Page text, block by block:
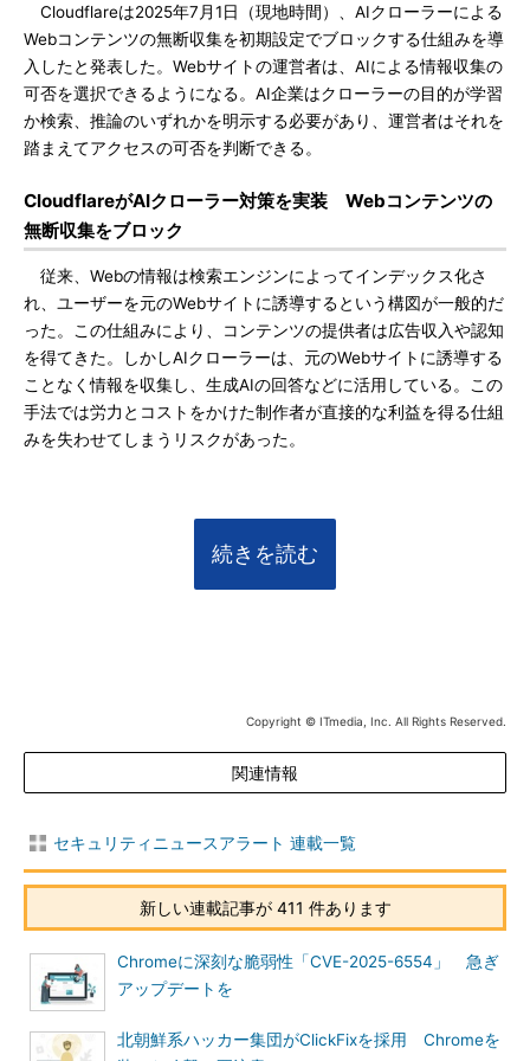
Cloudflareは2025年7月1日（現地時間）、AIクローラーによる
Webコンテンツの無断収集を初期設定でブロックする仕組みを導
入したと発表した。Webサイトの運営者は、AIによる情報収集の
可否を選択できるようになる。AI企業はクローラーの目的が学習
か検索、推論のいずれかを明示する必要があり、運営者はそれを
踏まえてアクセスの可否を判断できる。
CloudflareがAIクローラー対策を実装 Webコンテンツの
無断収集をブロック
従来、Webの情報は検索エンジンによってインデックス化さ
れ、ユーザーを元のWebサイトに誘導するという構図が一般的だ
った。この仕組みにより、コンテンツの提供者は広告収入や認知
を得てきた。しかしAIクローラーは、元のWebサイトに誘導する
ことなく情報を収集し、生成AIの回答などに活用している。この
手法では労力とコストをかけた制作者が直接的な利益を得る仕組
みを失わせてしまうリスクがあった。
続きを読む
Copyright © ITmedia, Inc. All Rights Reserved.
関連情報
セキュリティニュースアラート 連載一覧
新しい連載記事が 411 件あります
Chromeに深刻な脆弱性「CVE-2025-6554」 急ぎ
アップデートを
北朝鮮系ハッカー集団がClickFixを採用 Chromeを